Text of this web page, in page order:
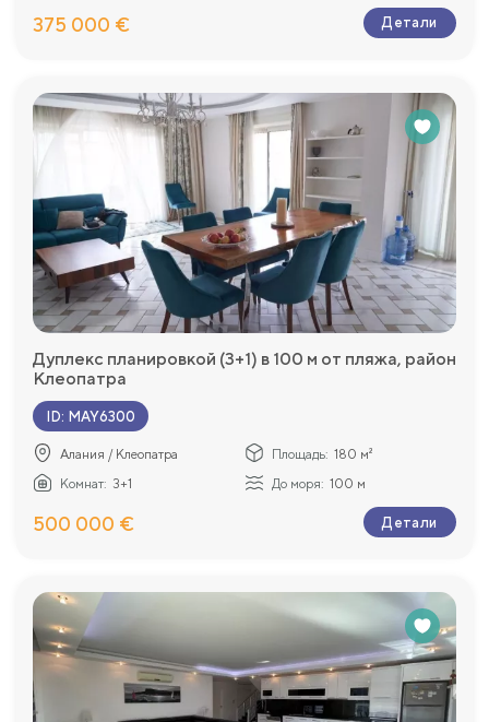
375 000 € Детали
Дуплекс планировкой (3+1) в 100 м от пляжа, район
Клеопатра
ID: MAY6300
Алания / Клеопатра Площадь: 180 м²
Комнат: 3+1 До моря: 100 м
500 000 € Детали